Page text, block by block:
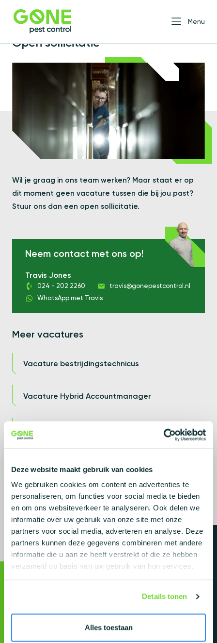
Deze website maakt gebruik van cookies
We gebruiken cookies om content en advertenties te
personaliseren, om functies voor social media te bieden
en om ons websiteverkeer te analyseren. Ook delen we
informatie over uw gebruik van onze site met onze
partners voor social media, adverteren en analyse. Deze
partners kunnen deze gegevens combineren met andere
informatie die u aan ze heeft verstrekt of die ze hebben
verzameld op basis van uw gebruik van hun services.
Details tonen
Alles toestaan
Menu
Home Open sollicitatie
Open sollicitatie
Wil je graag in ons team werken? Maar staat er op
dit moment geen vacature tussen die bij jou past?
Stuur ons dan een open sollicitatie.
Neem contact met ons op!
Travis Jones
024 - 202 2260
travis@gonepestcontrol.nl
WhatsApp met Travis
Meer vacatures
Vacature bestrijdingstechnicus
Vacature Hybrid Accountmanager
Vacature Accountmanager Inside Sales
Delen
Contact
Adres
Pieter Zeemanstraat 55, 6603 AV Wijchen
97256927